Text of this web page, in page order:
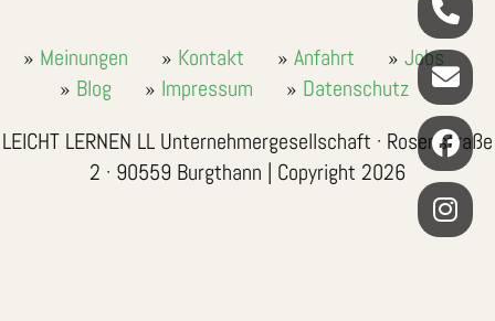
Meinungen Kontakt Anfahrt
Jobs
Blog
Impressum
Datenschutz
LEICHT LERNEN LL Unternehmergesellschaft · Rosenstraße
2 · 90559 Burgthann | Copyright 2026